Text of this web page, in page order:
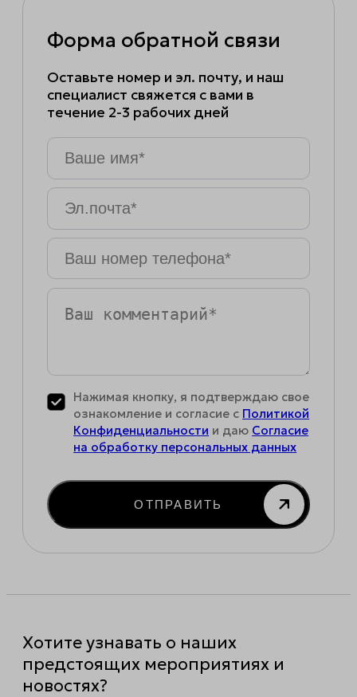
Форма обратной связи
Оставьте номер и эл. почту, и наш
специалист свяжется с вами в
течение 2-3 рабочих дней
Ваше
имя*
Эл.почта
Ваш
номер
телефона*
Ваш
комментарий
Нажимая кнопку, я подтверждаю свое
ознакомление и согласие с Политикой
Конфиденциальности и даю Согласие
на обработку персональных данных
ОТПРАВИТЬ
Хотите узнавать о наших
предстоящих мероприятиях и
новостях?